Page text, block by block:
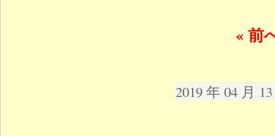
« 前
2019 年 04 月